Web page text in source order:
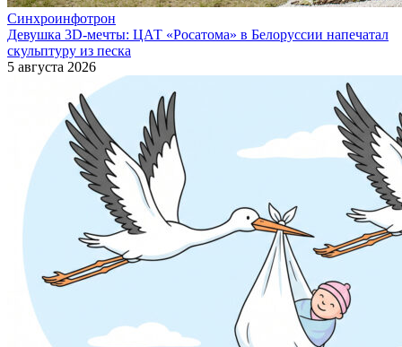
Синхроинфотрон
Девушка 3D-мечты: ЦАТ «Росатома» в Белоруссии напечатал
скульптуру из песка
5 августа 2026